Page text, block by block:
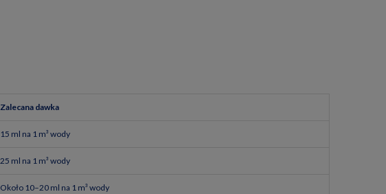
Zalecana dawka
15 ml na 1 m³ wody
25 ml na 1 m³ wody
Około 10–20 ml na 1 m³ wody